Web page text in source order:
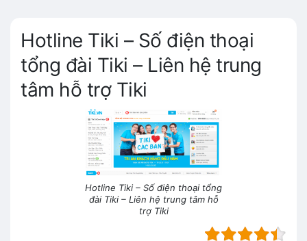
Hotline Tiki – Số điện thoại
tổng đài Tiki – Liên hệ trung
tâm hỗ trợ Tiki
Hotline Tiki – Số điện thoại tổng
đài Tiki – Liên hệ trung tâm hỗ
trợ Tiki